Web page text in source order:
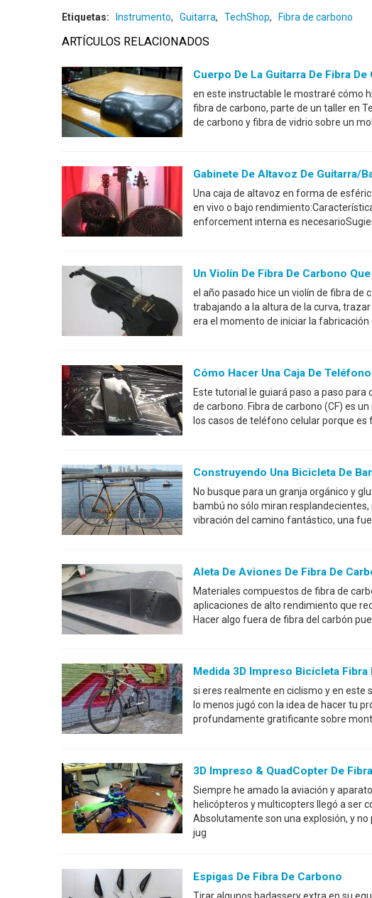
Etiquetas: Instrumento, Guitarra, TechShop, Fibra de carbono
ARTÍCULOS RELACIONADOS
Cuerpo De La Guitarra De Fibra
en este instructable le mostraré cómo
fibra de carbono, parte de un taller en
de carbono y fibra de vidrio sobre un
Gabinete De Altavoz De Guitarra/
Una caja de altavoz en forma de
en vivo o bajo
enforcement interna es
Un Violín De Fibra De Carbono
el año pasado hice un violín de fibra de
trabajando a la altura de la curva,
era el momento de iniciar la fabricación
Cómo Hacer Una Caja De
Este tutorial le guiará paso a paso
de carbono. Fibra de carbono (CF) es
los casos de teléfono celular porque es
Construyendo Una Bicicleta De
No busque para un granja orgánico y
bambú no sólo miran
vibración del camino fantástico, una
Aleta De Aviones De Fibra De
Materiales compuestos de fibra de
aplicaciones de alto rendimiento que
Hacer algo fuera de fibra del carbón
Medida 3D Impreso Bicicleta Fibra
si eres realmente en ciclismo y en este
lo menos jugó con la idea de hacer tu
profundamente gratificante sobre
3D Impreso & QuadCopter De
Siempre he amado la aviación y
helicópteros y multicopters llegó a ser
Absolutamente son una explosión, y
jug
Espigas De Fibra De Carbono